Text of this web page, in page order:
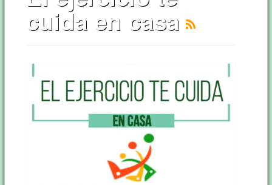
cuida en casa